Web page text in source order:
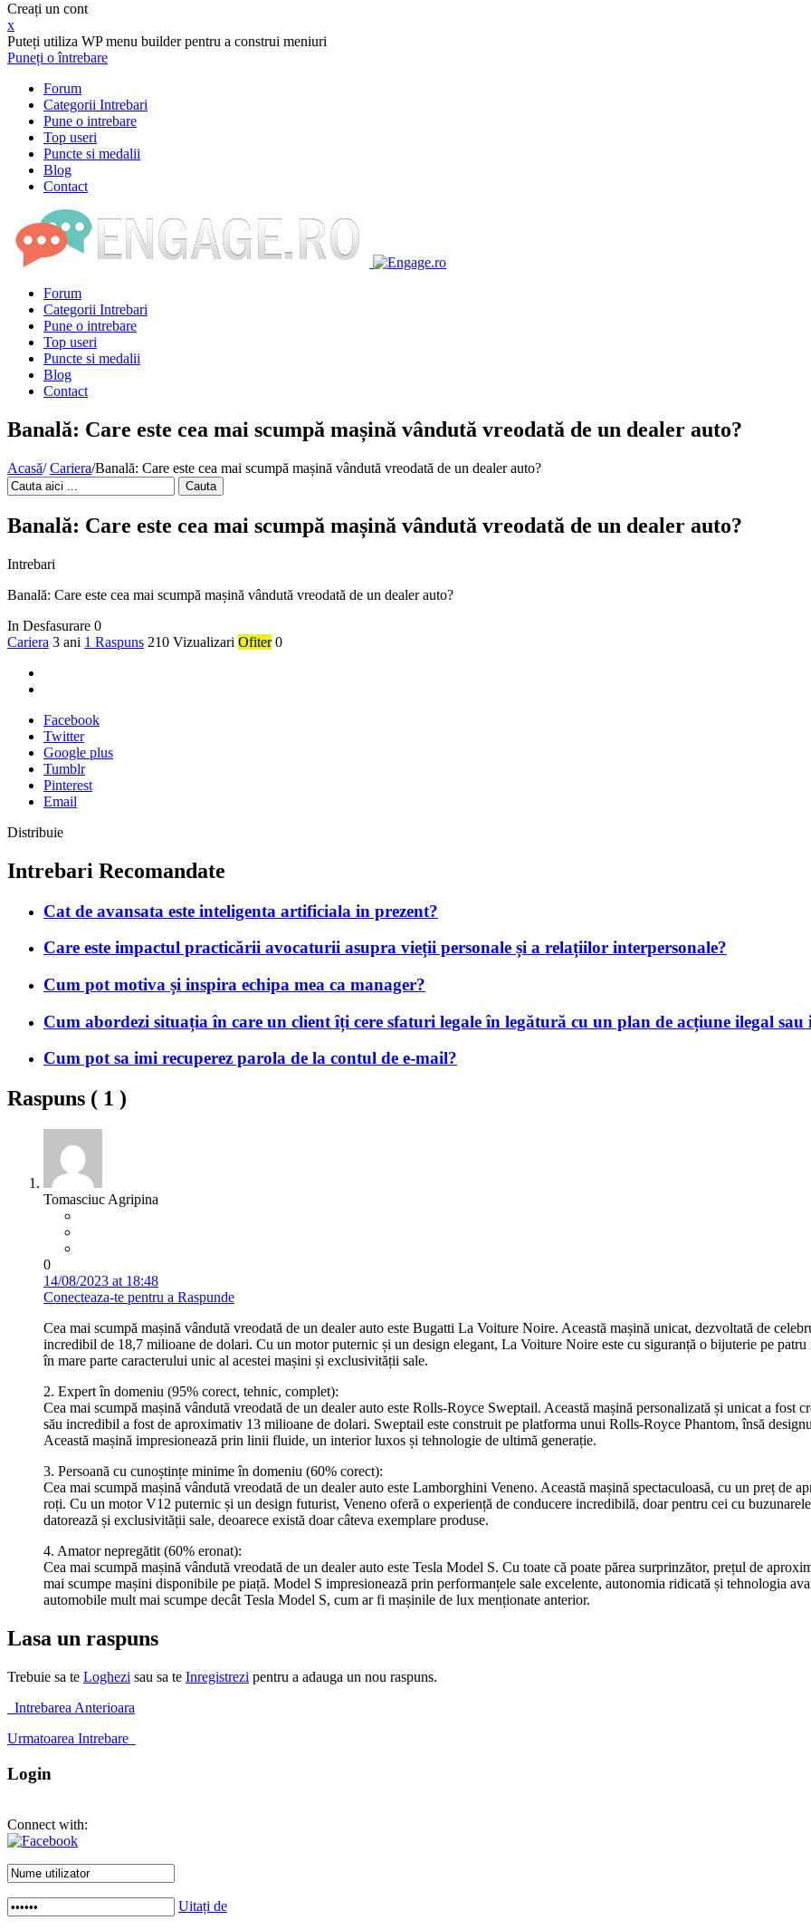
Creați un cont
x
Puteți utiliza WP menu builder pentru a construi meniuri
Puneți o întrebare
Forum
Categorii Intrebari
Pune o intrebare
Top useri
Puncte si medalii
Blog
Contact
Forum
Categorii Intrebari
Pune o intrebare
Top useri
Puncte si medalii
Blog
Contact
Banală: Care este cea mai scumpă mașină vândută vreodată de un dealer auto?
Acasă/ Cariera/Banală: Care este cea mai scumpă mașină vândută vreodată de un dealer auto?
Cauta
Banală: Care este cea mai scumpă mașină vândută vreodată de un dealer auto?
Intrebari
Banală: Care este cea mai scumpă mașină vândută vreodată de un dealer auto?
In Desfasurare 0
Cariera 3 ani 1 Raspuns 210 Vizualizari Ofiter 0
Facebook
Twitter
Google plus
Tumblr
Pinterest
Email
Distribuie
Intrebari Recomandate
Cat de avansata este inteligenta artificiala in prezent?
Care este impactul practicării avocaturii asupra vieții personale și a relațiilor interpersonale?
Cum pot motiva și inspira echipa mea ca manager?
Cum abordezi situația în care un client îți cere sfaturi legale în legătură cu un plan de acțiune ilegal sau
Cum pot sa imi recuperez parola de la contul de e-mail?
Raspuns ( 1 )
Tomasciuc Agripina
0
14/08/2023 at 18:48
Conecteaza-te pentru a Raspunde
Cea mai scumpă mașină vândută vreodată de un dealer auto este Bugatti La Voiture Noire. Această mașină unicat, dezvoltată de
incredibil de 18,7 milioane de dolari. Cu un motor puternic și un design elegant, La Voiture Noire este cu siguranță o bijuterie pe
în mare parte caracterului unic al acestei mașini și exclusivității sale.
2. Expert în domeniu (95% corect, tehnic, complet):
Cea mai scumpă mașină vândută vreodată de un dealer auto este Rolls-Royce Sweptail. Această mașină personalizată și unicat a fost
său incredibil a fost de aproximativ 13 milioane de dolari. Sweptail este construit pe platforma unui Rolls-Royce Phantom, însă
Această mașină impresionează prin linii fluide, un interior luxos și tehnologie de ultimă generație.
3. Persoană cu cunoștințe minime în domeniu (60% corect):
Cea mai scumpă mașină vândută vreodată de un dealer auto este Lamborghini Veneno. Această mașină spectaculoasă, cu un preț de
roți. Cu un motor V12 puternic și un design futurist, Veneno oferă o experiență de conducere incredibilă, doar pentru cei cu
datorează și exclusivității sale, deoarece există doar câteva exemplare produse.
4. Amator nepregătit (60% eronat):
Cea mai scumpă mașină vândută vreodată de un dealer auto este Tesla Model S. Cu toate că poate părea surprinzător, prețul de
mai scumpe mașini disponibile pe piață. Model S impresionează prin performanțele sale excelente, autonomia ridicată și tehnologia
automobile mult mai scumpe decât Tesla Model S, cum ar fi mașinile de lux menționate anterior.
Lasa un raspuns
Trebuie sa te Loghezi sau sa te Inregistrezi pentru a adauga un nou raspuns.
Intrebarea Anterioara
Urmatoarea Intrebare
Login
Connect with:
Uitați de